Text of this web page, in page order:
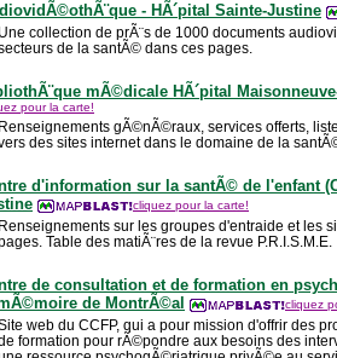
- HÃ´pital Sainte-Justine
Une collection de prÃ¨s de 1000 documents
de la santÃ© dans ces pages.
mÃ©dicale HÃ´pital
pour la carte!
Renseignements gÃ©nÃ©raux, services offerts,
des sites internet dans le domaine de la
d'information sur la santÃ© de l'enfant
cliquez pour la carte!
Renseignements sur les groupes d'entraide et les
Table des matiÃ¨res de la revue P.R.I.S.M.E.
de consultation et de formation en
de MontrÃ©al
cliquez
web du CCFP, qui a pour mission d'offrir des
formation pour rÃ©pondre aux besoins des